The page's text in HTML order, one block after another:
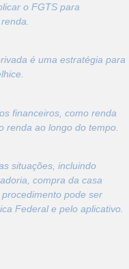
o FGTS para
é uma estratégia para
financeiros, como renda
renda ao longo do tempo.
situações, incluindo
compra da casa
pode ser
Federal e pelo aplicativo.